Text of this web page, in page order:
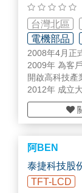
台灣北區
電機部品
檢測/監測
2008年4月正
2009年 為客
開啟高科技產
2012年 成立
負責半導體與
2013年 設立
同年取得各式
2014年 成立
元化之維修服
2015年 代理
維修及買賣業務
2019年 成立
阿BEN
泰捷科技股
TFT-LCD